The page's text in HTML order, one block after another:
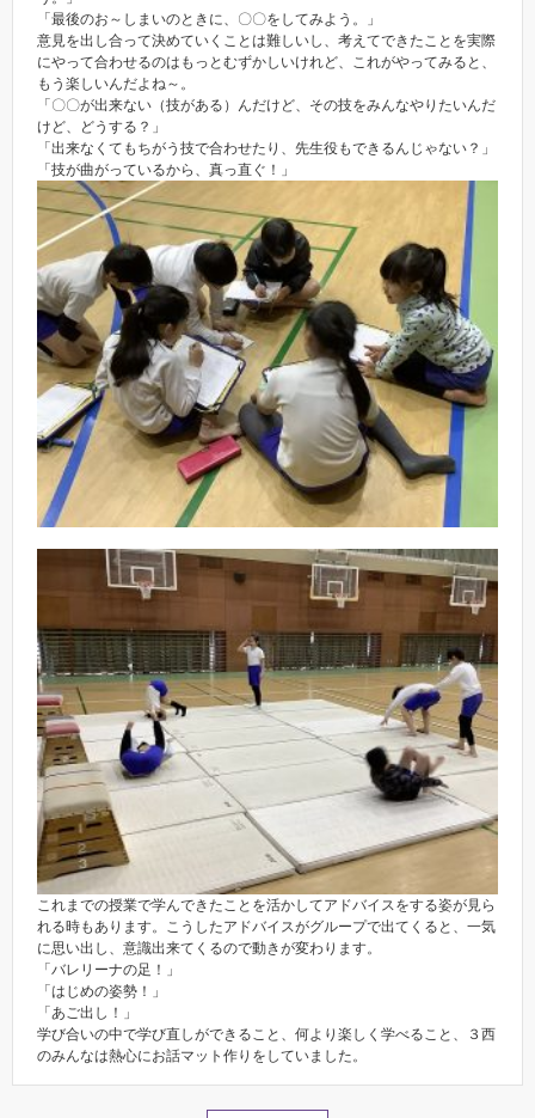
「最後のお～しまいのときに、〇〇をしてみよう。」
意見を出し合って決めていくことは難しいし、考えてできたことを実際
にやって合わせるのはもっとむずかしいけれど、これがやってみると、
もう楽しいんだよね～。
「〇〇が出来ない（技がある）んだけど、その技をみんなやりたいんだ
けど、どうする？」
「出来なくてもちがう技で合わせたり、先生役もできるんじゃない？」
「技が曲がっているから、真っ直ぐ！」
これまでの授業で学んできたことを活かしてアドバイスをする姿が見ら
れる時もあります。こうしたアドバイスがグループで出てくると、一気
に思い出し、意識出来てくるので動きが変わります。
「バレリーナの足！」
「はじめの姿勢！」
「あご出し！」
学び合いの中で学び直しができること、何より楽しく学べること、３西
のみんなは熱心にお話マット作りをしていました。